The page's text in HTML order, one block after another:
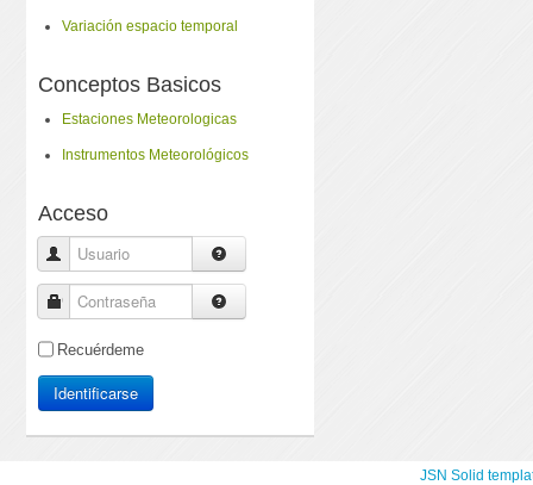
Variación espacio temporal
Conceptos Basicos
Estaciones Meteorologicas
Instrumentos Meteorológicos
Acceso
Usuario
Contraseña
Recuérdeme
Identificarse
JSN Solid